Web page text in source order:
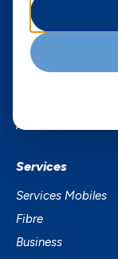
Yas Sénégal
Carrières
Axian Telecom
Services
Services Mobiles
Fibre
Business